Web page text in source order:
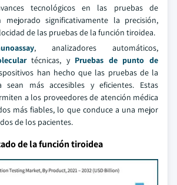
tecnológicos en las pruebas de
mejorado significativamente la precisión,
de las pruebas de la función tiroidea.
, analizadores automáticos,
técnicas, y Pruebas de punto de
han hecho que las pruebas de la
sean más accesibles y eficientes. Estas
a los proveedores de atención médica
más fiables, lo que conduce a una mejor
de los pacientes.
de la función tiroidea